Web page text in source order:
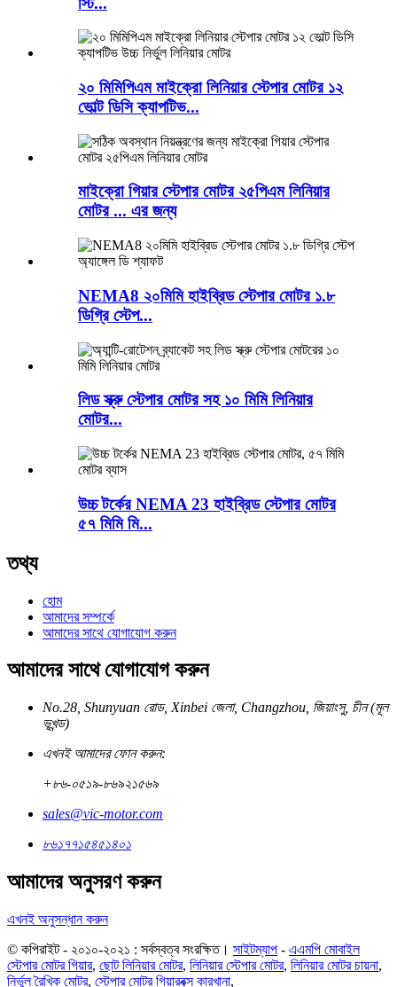
২০ মিমিপিএম মাইক্রো লিনিয়ার স্টেপার মোটর ১২
ভোল্ট ডিসি ক্যাপটিভ...
মাইক্রো গিয়ার স্টেপার মোটর ২৫পিএম লিনিয়ার
মোটর ... এর জন্য
NEMA8 ২০মিমি হাইব্রিড স্টেপার মোটর ১.৮
ডিগ্রি স্টেপ...
লিড স্ক্রু স্টেপার মোটর সহ ১০ মিমি লিনিয়ার
মোটর...
উচ্চ টর্কের NEMA 23 হাইব্রিড স্টেপার মোটর
৫৭ মিমি মি...
তথ্য
হোম
আমাদের সম্পর্কে
আমাদের সাথে যোগাযোগ করুন
আমাদের সাথে যোগাযোগ করুন
No.28, Shunyuan রোড, Xinbei জেলা, Changzhou, জিয়াংসু, চীন (মূল
ভূখন্ড)
এখনই আমাদের ফোন করুন:
+৮৬-০৫১৯-৮৬৯২১৫৬৯
sales@vic-motor.com
৮৬১৭৭১৫৪৫১৪০১
আমাদের অনুসরণ করুন
এখনই অনুসন্ধান করুন
© কপিরাইট - ২০১০-২০২১ : সর্বস্বত্ব সংরক্ষিত। সাইটম্যাপ - এএমপি মোবাইল
স্টেপার মোটর গিয়ার, ছোট লিনিয়ার মোটর, লিনিয়ার স্টেপার মোটর, লিনিয়ার মোটর চায়না,
নির্ভুল রৈখিক মোটর, স্টেপার মোটর গিয়ারবক্স কারখানা,